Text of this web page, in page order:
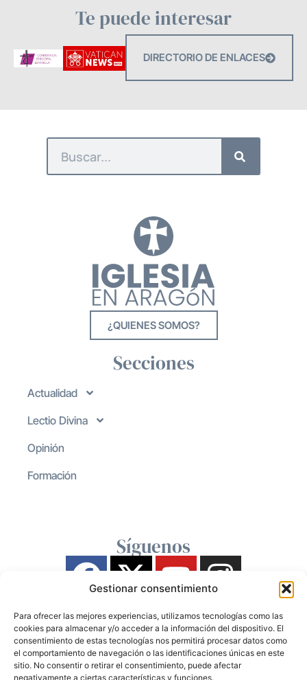
Gestionar consentimiento
Para ofrecer las mejores experiencias, utilizamos tecnologías como las
cookies para almacenar y/o acceder a la información del dispositivo. El
consentimiento de estas tecnologías nos permitirá procesar datos como
el comportamiento de navegación o las identificaciones únicas en este
sitio. No consentir o retirar el consentimiento, puede afectar
negativamente a ciertas características y funciones.
Te puede interesar
DIRECTORIO DE ENLACES
¿QUIENES SOMOS?
Secciones
Actualidad
Lectio Divina
Opinión
Formación
Síguenos